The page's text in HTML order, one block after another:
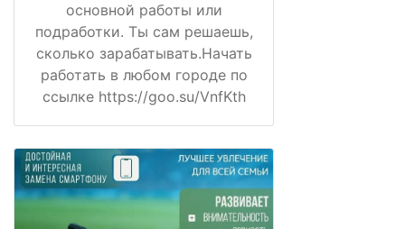
основной работы или
подработки. Ты сам решаешь,
сколько зарабатывать.Начать
работать в любом городе по
ссылке https://goo.su/VnfKth